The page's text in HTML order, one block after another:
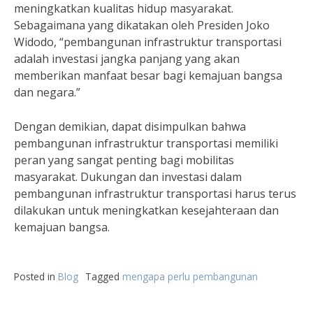
meningkatkan kualitas hidup masyarakat.
Sebagaimana yang dikatakan oleh Presiden Joko
Widodo, “pembangunan infrastruktur transportasi
adalah investasi jangka panjang yang akan
memberikan manfaat besar bagi kemajuan bangsa
dan negara.”
Dengan demikian, dapat disimpulkan bahwa
pembangunan infrastruktur transportasi memiliki
peran yang sangat penting bagi mobilitas
masyarakat. Dukungan dan investasi dalam
pembangunan infrastruktur transportasi harus terus
dilakukan untuk meningkatkan kesejahteraan dan
kemajuan bangsa.
Posted in Blog Tagged mengapa perlu pembangunan